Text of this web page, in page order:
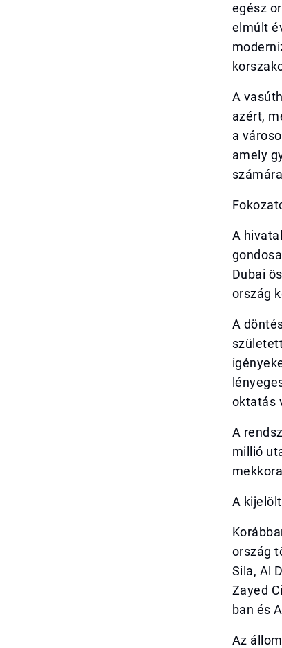
egész
elmúlt
A
azért,
a
amely
A
Dubai
ország
A
oktatás
A
millió
A
ország
Sila, Al
Zayed
ban és
Az